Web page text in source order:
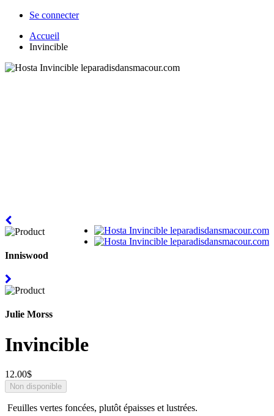
Se connecter
Accueil
Invincible
Inniswood
Julie Morss
Invincible
12.00$
Feuilles vertes foncées, plutôt épaisses et lustrées.